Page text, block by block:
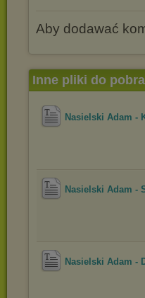
Aby dodawać
Inne pliki do
Nasielski Adam -
Nasielski Adam -
Nasielski Adam -